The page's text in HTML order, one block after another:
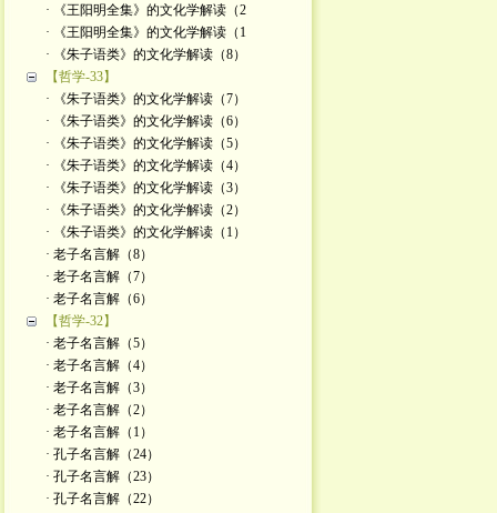
· 《王阳明全集》的文化学解读（2
· 《王阳明全集》的文化学解读（1
· 《朱子语类》的文化学解读（8）
【哲学-33】
· 《朱子语类》的文化学解读（7）
· 《朱子语类》的文化学解读（6）
· 《朱子语类》的文化学解读（5）
· 《朱子语类》的文化学解读（4）
· 《朱子语类》的文化学解读（3）
· 《朱子语类》的文化学解读（2）
· 《朱子语类》的文化学解读（1）
· 老子名言解（8）
· 老子名言解（7）
· 老子名言解（6）
【哲学-32】
· 老子名言解（5）
· 老子名言解（4）
· 老子名言解（3）
· 老子名言解（2）
· 老子名言解（1）
· 孔子名言解（24）
· 孔子名言解（23）
· 孔子名言解（22）